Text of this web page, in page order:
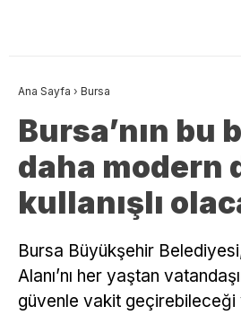
Ana Sayfa › Bursa
Bursa’nın bu
daha modern
kullanışlı
Bursa Büyükşehir
Alanı’nı her yaştan
güvenle vakit